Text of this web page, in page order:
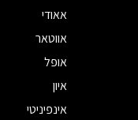
אאודי
אווטאר
אופל
איון
אינפיניטי